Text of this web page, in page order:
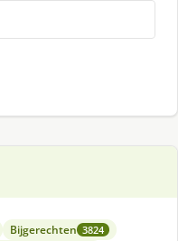
Bijgerechten 3824